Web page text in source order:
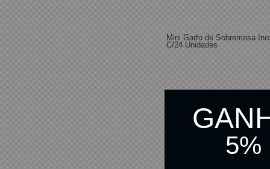
5%
Mini Garfo de Sobremesa
C/24 Unidades
R$ 7,02 no pix